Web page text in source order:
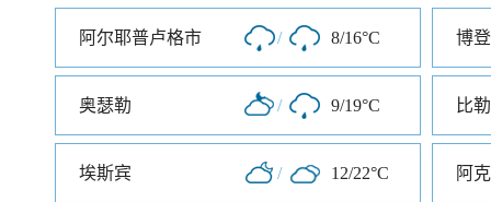
阿尔耶普卢格市 / 8/16°C 博登
奥瑟勒 / 9/19°C 比
埃斯宾 / 12/22°C 阿